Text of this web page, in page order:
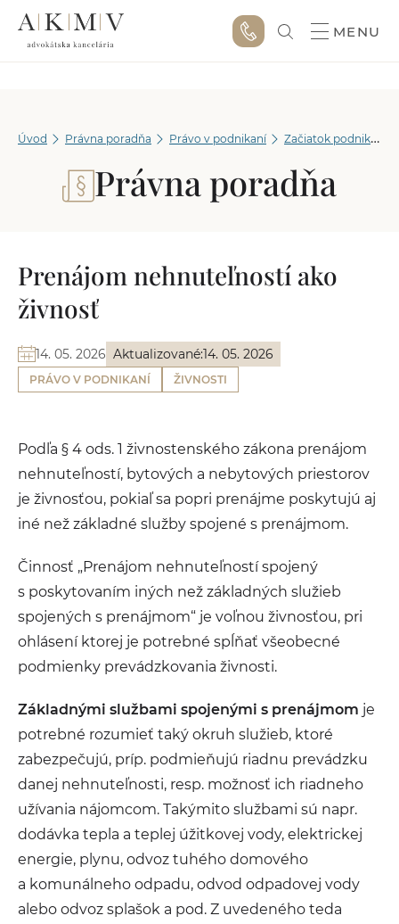
MENU
Úvod Právna poradňa Právo v podnikaní Začiatok podnikania
Právna poradňa
Prenájom nehnuteľností ako
živnosť
14. 05. 2026 Aktualizované:14. 05. 2026
PRÁVO V PODNIKANÍ ŽIVNOSTI
Podľa § 4 ods. 1 živnostenského zákona prenájom
nehnuteľností, bytových a nebytových priestorov
je živnosťou, pokiaľ sa popri prenájme poskytujú aj
iné než základné služby spojené s prenájmom.
Činnosť „Prenájom nehnuteľností spojený
s poskytovaním iných než základných služieb
spojených s prenájmom“ je voľnou živnosťou, pri
ohlásení ktorej je potrebné spĺňať všeobecné
podmienky prevádzkovania živnosti.
Základnými službami spojenými s prenájmom je
potrebné rozumieť taký okruh služieb, ktoré
zabezpečujú, príp. podmieňujú riadnu prevádzku
danej nehnuteľnosti, resp. možnosť ich riadneho
užívania nájomcom. Takýmito službami sú napr.
dodávka tepla a teplej úžitkovej vody, elektrickej
energie, plynu, odvoz tuhého domového
a komunálneho odpadu, odvod odpadovej vody
alebo odvoz splašok a pod. Z uvedeného teda